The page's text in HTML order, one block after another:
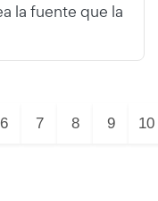
la fuente que la
6 7 8 9 10